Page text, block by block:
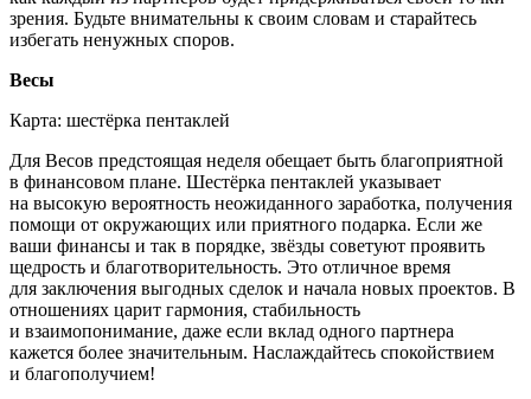
зрения. Будьте внимательны к своим словам и старайтесь
избегать ненужных споров.
Весы
Карта: шестёрка пентаклей
Для Весов предстоящая неделя обещает быть благоприятной
в финансовом плане. Шестёрка пентаклей указывает
на высокую вероятность неожиданного заработка, получения
помощи от окружающих или приятного подарка. Если же
ваши финансы и так в порядке, звёзды советуют проявить
щедрость и благотворительность. Это отличное время
для заключения выгодных сделок и начала новых проектов. В
отношениях царит гармония, стабильность
и взаимопонимание, даже если вклад одного партнера
кажется более значительным. Наслаждайтесь спокойствием
и благополучием!